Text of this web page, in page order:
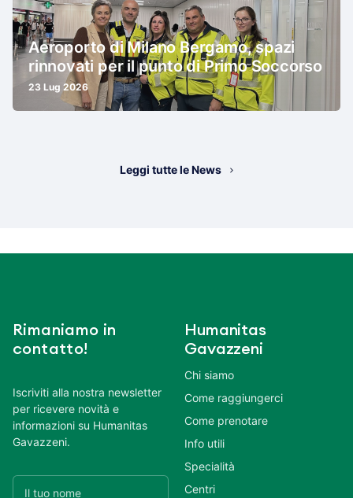
Aeroporto di Milano Bergamo, spazi
rinnovati per il punto di Primo Soccorso
23 Lug 2026
Leggi tutte le News
Rimaniamo in
contatto!
Iscriviti alla nostra newsletter
per ricevere novità e
informazioni su Humanitas
Gavazzeni.
Humanitas
Gavazzeni
Chi siamo
Come raggiungerci
Come prenotare
Info utili
Specialità
Centri